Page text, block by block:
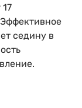
седину в